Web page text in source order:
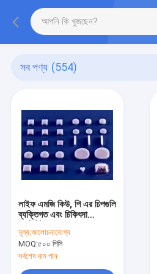
সব পণ্য (554)
লাইফ এমজি কিউ, পি এর চিপগুলি
ব্যক্তিগত এবং চিকিৎসা
ডোসিমিটার
মূল্য:আলোচনাযোগ্য
MOQ:৫০০ পিসি
সর্বশেষ দাম পান